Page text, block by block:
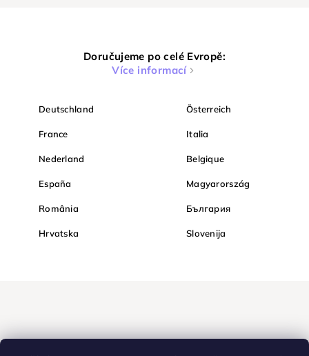
Doručujeme po celé Evropě:
Více informací
Deutschland Österreich
France Italia
Nederland Belgique
España Magyarország
România България
Hrvatska Slovenija